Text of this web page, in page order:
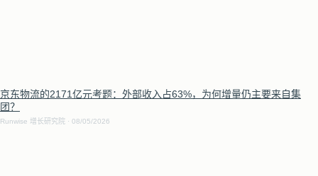
京东物流的2171亿元考题：外部收入占63%，为何增量仍主要来自集
团？
Runwise 增长研究院 08/05/2026